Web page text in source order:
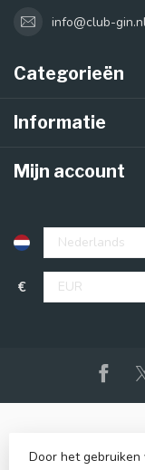
info@club-
Categorieën
Informatie
Mijn account
€
Door het